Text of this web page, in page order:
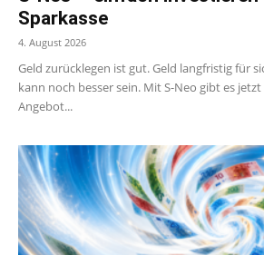
Sparkasse
4. August 2026
Geld zurücklegen ist gut. Geld langfristig für
kann noch besser sein. Mit S-Neo gibt es
Angebot...